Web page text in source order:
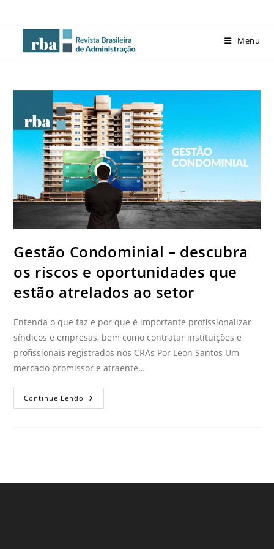
Menu
Gestão Condominial – descubra
os riscos e oportunidades que
estão atrelados ao setor
Entenda o que faz e por que é importante profissionalizar
síndicos e empresas, bem como contratar instituições e
profissionais registrados nos CRAs Por Leon Santos Um
mercado promissor e atraente…
Continue Lendo